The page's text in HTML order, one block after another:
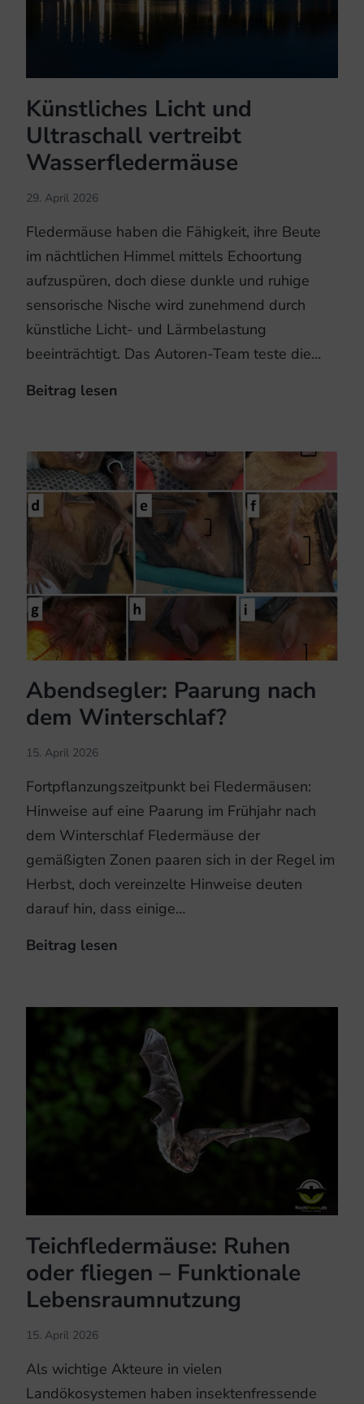
Künstliches Licht und
Ultraschall vertreibt
Wasserfledermäuse
29. April 2026
Fledermäuse haben die Fähigkeit, ihre Beute
im nächtlichen Himmel mittels Echoortung
aufzuspüren, doch diese dunkle und ruhige
sensorische Nische wird zunehmend durch
künstliche Licht- und Lärmbelastung
beeinträchtigt. Das Autoren-Team teste die…
Beitrag lesen
Ultraschall
vertreibt
Wasserfledermäuse
Abendsegler: Paarung nach
dem Winterschlaf?
15. April 2026
Fortpflanzungszeitpunkt bei Fledermäusen:
Hinweise auf eine Paarung im Frühjahr nach
dem Winterschlaf Fledermäuse der
gemäßigten Zonen paaren sich in der Regel im
Herbst, doch vereinzelte Hinweise deuten
darauf hin, dass einige…
Beitrag lesen
Winterschlaf?
Teichfledermäuse: Ruhen
oder fliegen – Funktionale
Lebensraumnutzung
15. April 2026
Als wichtige Akteure in vielen
Landökosystemen haben insektenfressende